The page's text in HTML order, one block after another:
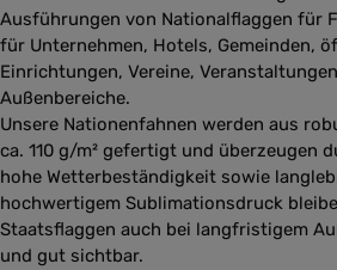
Ausführungen von Nationalflaggen für
für Unternehmen, Hotels, Gemeinden,
Einrichtungen, Vereine,
Außenbereiche.
Unsere Nationenfahnen werden aus
ca. 110 g/m² gefertigt und überzeugen
hohe Wetterbeständigkeit sowie
hochwertigem Sublimationsdruck
Staatsflaggen auch bei langfristigem
und gut sichtbar.